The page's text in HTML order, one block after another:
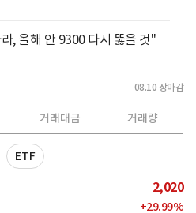
, 올해 안 9300 다시 뚫을 것"
08.10 장마감
거래대금 거래량
ETF
2,020
+29.99%